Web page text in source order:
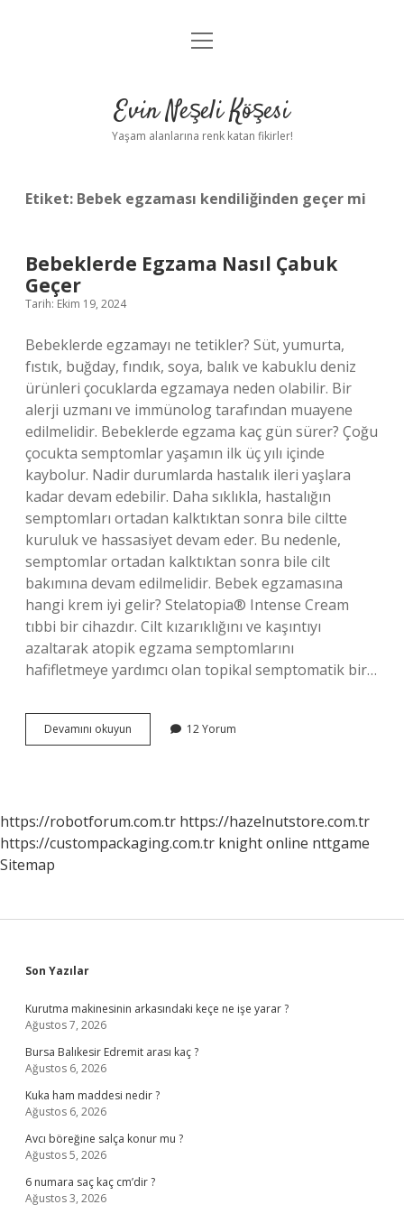
Anasayfa
Yasal Uyarı
menüyü
Evin Neşeli Köşesi
Yaşam alanlarına renk katan fikirler!
Etiket: Bebek egzaması kendiliğinden geçer mi
Bebeklerde Egzama Nasıl Çabuk
Geçer
Tarih: Ekim 19, 2024
Bebeklerde egzamayı ne tetikler? Süt, yumurta,
fıstık, buğday, fındık, soya, balık ve kabuklu deniz
ürünleri çocuklarda egzamaya neden olabilir. Bir
alerji uzmanı ve immünolog tarafından muayene
edilmelidir. Bebeklerde egzama kaç gün sürer? Çoğu
çocukta semptomlar yaşamın ilk üç yılı içinde
kaybolur. Nadir durumlarda hastalık ileri yaşlara
kadar devam edebilir. Daha sıklıkla, hastalığın
semptomları ortadan kalktıktan sonra bile ciltte
kuruluk ve hassasiyet devam eder. Bu nedenle,
semptomlar ortadan kalktıktan sonra bile cilt
bakımına devam edilmelidir. Bebek egzamasına
hangi krem iyi gelir? Stelatopia® Intense Cream
tıbbi bir cihazdır. Cilt kızarıklığını ve kaşıntıyı
azaltarak atopik egzama semptomlarını
hafifletmeye yardımcı olan topikal semptomatik bir…
Devamını okuyun Bebeklerde
Egzama
12 Yorum
https://robotforum.com.tr https://hazelnutstore.com.tr
https://custompackaging.com.tr knight online nttgame
Sitemap
Sidebar
Son Yazılar
Kurutma makinesinin arkasındaki keçe ne işe yarar ?
Ağustos 7, 2026
Bursa Balıkesir Edremit arası kaç ?
Ağustos 6, 2026
Kuka ham maddesi nedir ?
Ağustos 6, 2026
Avcı böreğine salça konur mu ?
Ağustos 5, 2026
6 numara saç kaç cm’dir ?
Ağustos 3, 2026